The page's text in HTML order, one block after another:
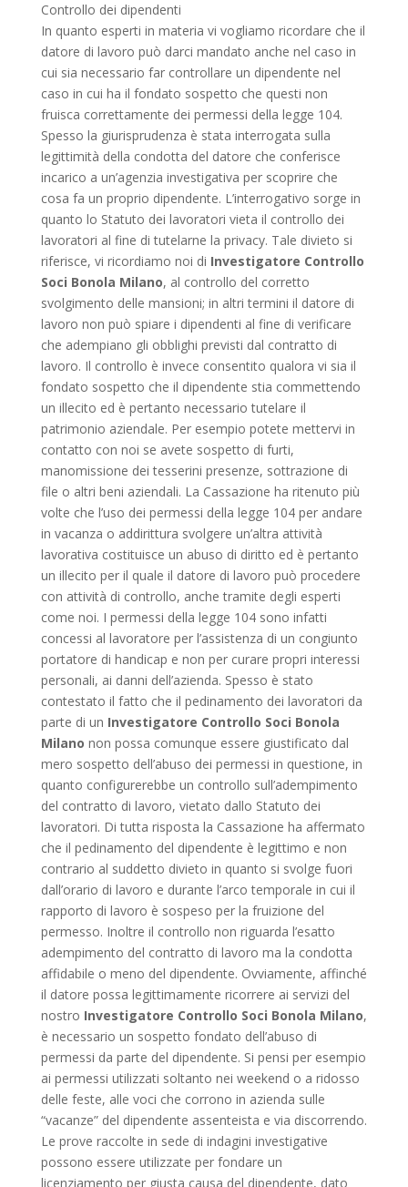
Controllo dei dipendenti
In quanto esperti in materia vi vogliamo ricordare che il
datore di lavoro può darci mandato anche nel caso in
cui sia necessario far controllare un dipendente nel
caso in cui ha il fondato sospetto che questi non
fruisca correttamente dei permessi della legge 104.
Spesso la giurisprudenza è stata interrogata sulla
legittimità della condotta del datore che conferisce
incarico a un’agenzia investigativa per scoprire che
cosa fa un proprio dipendente. L’interrogativo sorge in
quanto lo Statuto dei lavoratori vieta il controllo dei
lavoratori al fine di tutelarne la privacy. Tale divieto si
riferisce, vi ricordiamo noi di Investigatore Controllo
Soci Bonola Milano, al controllo del corretto
svolgimento delle mansioni; in altri termini il datore di
lavoro non può spiare i dipendenti al fine di verificare
che adempiano gli obblighi previsti dal contratto di
lavoro. Il controllo è invece consentito qualora vi sia il
fondato sospetto che il dipendente stia commettendo
un illecito ed è pertanto necessario tutelare il
patrimonio aziendale. Per esempio potete mettervi in
contatto con noi se avete sospetto di furti,
manomissione dei tesserini presenze, sottrazione di
file o altri beni aziendali. La Cassazione ha ritenuto più
volte che l’uso dei permessi della legge 104 per andare
in vacanza o addirittura svolgere un’altra attività
lavorativa costituisce un abuso di diritto ed è pertanto
un illecito per il quale il datore di lavoro può procedere
con attività di controllo, anche tramite degli esperti
come noi. I permessi della legge 104 sono infatti
concessi al lavoratore per l’assistenza di un congiunto
portatore di handicap e non per curare propri interessi
personali, ai danni dell’azienda. Spesso è stato
contestato il fatto che il pedinamento dei lavoratori da
parte di un Investigatore Controllo Soci Bonola
Milano non possa comunque essere giustificato dal
mero sospetto dell’abuso dei permessi in questione, in
quanto configurerebbe un controllo sull’adempimento
del contratto di lavoro, vietato dallo Statuto dei
lavoratori. Di tutta risposta la Cassazione ha affermato
che il pedinamento del dipendente è legittimo e non
contrario al suddetto divieto in quanto si svolge fuori
dall’orario di lavoro e durante l’arco temporale in cui il
rapporto di lavoro è sospeso per la fruizione del
permesso. Inoltre il controllo non riguarda l’esatto
adempimento del contratto di lavoro ma la condotta
affidabile o meno del dipendente. Ovviamente, affinché
il datore possa legittimamente ricorrere ai servizi del
nostro Investigatore Controllo Soci Bonola Milano,
è necessario un sospetto fondato dell’abuso di
permessi da parte del dipendente. Si pensi per esempio
ai permessi utilizzati soltanto nei weekend o a ridosso
delle feste, alle voci che corrono in azienda sulle
“vacanze” del dipendente assenteista e via discorrendo.
Le prove raccolte in sede di indagini investigative
possono essere utilizzate per fondare un
licenziamento per giusta causa del dipendente, dato